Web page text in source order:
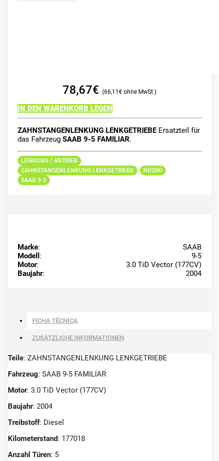
78,67€ 66,11€
IN DEN WARENKORB LEGEN
ZAHNSTANGENLENKUNG LENKGETRIEBEErsatzteil für
das Fahrzeug SAAB 9-5 FAMILIAR.
LENKUNG / ANTRIEB
ZAHNSTANGENLENKUNG LENKGETRIEBE
NEGRO
SAAB 9-5
Marke:
SAAB
Modell :
9-5
Motor:
3.0 TiD Vector (177CV)
Baujahr: 2004
FICHA TÉCNICA
ZUSÄTZLICHE INFORMATIONEN
Teile: ZAHNSTANGENLENKUNG LENKGETRIEBE
Fahrzeug: SAAB 9-5 FAMILIAR
Motor: 3.0 TiD Vector (177CV)
Baujahr: 2004
Treibstoff: Diesel
Kilometerstand: 177018
Anzahl Türen: 5